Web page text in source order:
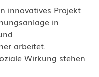
innovatives Projekt
in
arbeitet.
Wirkung stehen